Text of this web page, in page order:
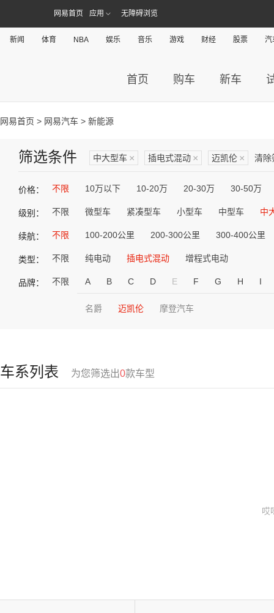
网易首页 应用 无障碍浏览
新闻 体育 NBA 娱乐 音乐 游戏 财经 股票 汽
首页 购车 新车
网易首页 > 网易汽车 > 新能源
筛选条件 中大型车 × 插电式混动 × 迈凯伦 × 清除
价格： 不限 10万以下 10-20万 20-30万 30-50万
级别： 不限 微型车 紧凑型车 小型车 中型车 中
续航： 不限 100-200公里 200-300公里 300-400公里
类型： 不限 纯电动 插电式混动 增程式电动
品牌： 不限 A B C D E F G H I
名爵 迈凯伦 摩登汽车
车系列表 为您筛选出0款车型
哎